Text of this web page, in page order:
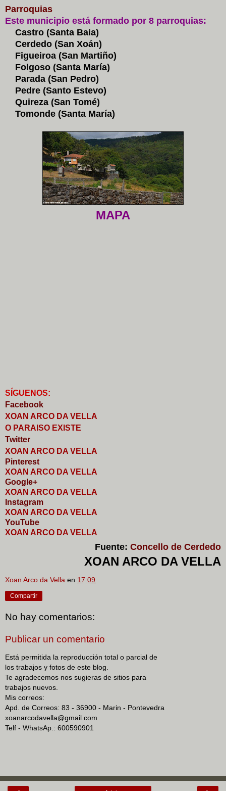
Parroquias
Este municipio está formado por 8 parroquias:
Castro (Santa Baia)
Cerdedo (San Xoán)
Figueiroa (San Martiño)
Folgoso (Santa María)
Parada (San Pedro)
Pedre (Santo Estevo)
Quireza (San Tomé)
Tomonde (Santa María)
MAPA
S GUENOS:
Facebook
XOAN ARCO DA VELLA
O PARAISO EXISTE
Twitter
XOAN ARCO DA VELLA
Pinterest
XOAN ARCO DA VELLA
Google+
XOAN ARCO DA VELLA
nstagram
XOAN ARCO DA VELLA
YouTube
XOAN ARCO DA VELLA
Fuente: Concello de Cerdedo
XOAN ARCO DA VELLA
Xoan Arco da Vella en 17:09
Compartir
No hay comentarios:
Publicar un comentario
Está permitida la reproducción total o parcial de
los trabajos y fotos de este blog.
Te agradecemos nos sugieras de sitios para
trabajos nuevos.
Mis correos:
Apd. de Correos: 83 - 36900 - Marin - Pontevedra
xoanarcodavella@gmail.com
Telf - WhatsAp.: 600590901